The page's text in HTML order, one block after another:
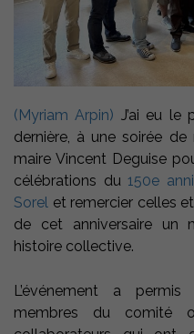
(Myriam Arpin) J’ai eu le
dernière, à une soirée
maire Vincent Deguise
célébrations du150e
Sorel et remercier celles
de cet anniversaire un
histoire collective.
L’événement a
membres du comité